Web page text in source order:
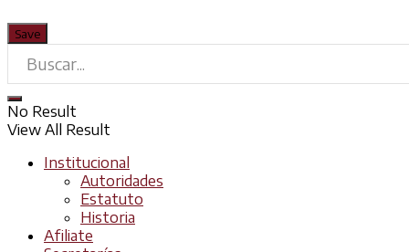
No Result
View All Result
Institucional
Autoridades
Estatuto
Historia
Afiliate